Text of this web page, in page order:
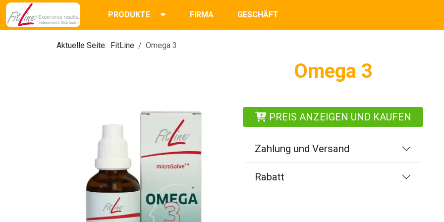
PRODUKTE FIRMA GESCHÄFT
Aktuelle Seite: FitLine Omega 3
Omega 3
PREIS ANZEIGEN UND KAUFEN
Zahlung und Versand
Rabatt